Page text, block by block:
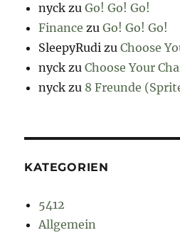
nyck zuGo! Go! Go!
Finance zuGo! Go! Go!
SleepyRudi zuChoose
nyck zuChoose Your
nyck zu 8 Freunde
KATEGORIEN
5412
Allgemein